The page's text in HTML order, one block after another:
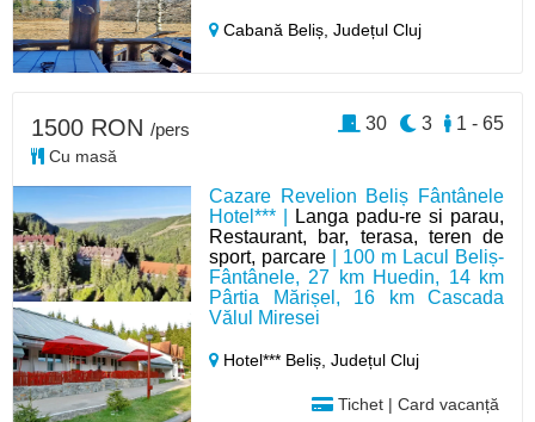
Cabană Beliș,Județul Cluj
Cazare Revelion Beliș Fântânele
Hotel*** |
Langa padu-re si parau,
Restaurant, bar, terasa, teren de
sport, parcare | 100 m Lacul Beliș-
Fântânele, 27 km Huedin, 14 km
Pârtia Mărișel, 16 km Cascada
Vălul Miresei
Hotel*** Beliș,Județul Cluj
Tichet | Card vacanță
1500 RON /pers
Cu masă
1 - 65
3
30